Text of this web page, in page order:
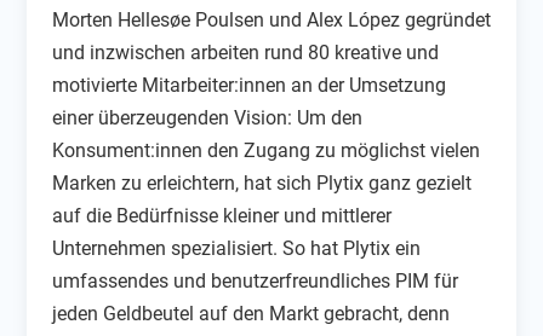
Morten Hellesøe Poulsen und Alex López gegründet
und inzwischen arbeiten rund 80 kreative und
motivierte Mitarbeiter:innen an der Umsetzung
einer überzeugenden Vision: Um den
Konsument:innen den Zugang zu möglichst vielen
Marken zu erleichtern, hat sich Plytix ganz gezielt
auf die Bedürfnisse kleiner und mittlerer
Unternehmen spezialisiert. So hat Plytix ein
umfassendes und benutzerfreundliches PIM für
jeden Geldbeutel auf den Markt gebracht, denn